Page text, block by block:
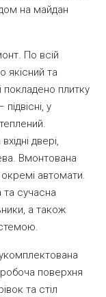
на майдан
По всій
якісний та
покладено плитку
у
двері,
Вмонтована
автомати.
та сучасна
а також
поверхня
та стіл